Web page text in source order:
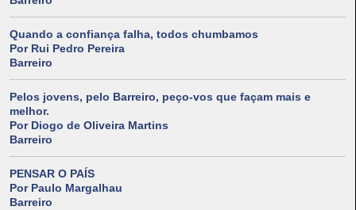
Quando a confiança falha, todos chumbamos
Por Rui Pedro Pereira
Barreiro
Pelos jovens, pelo Barreiro, peço-vos que façam mais e
melhor.
Por Diogo de Oliveira Martins
Barreiro
PENSAR O PAÍS
Por Paulo Margalhau
Barreiro